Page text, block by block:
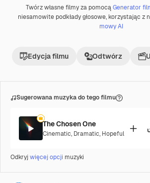
Premium
Twórz własne filmy za pomocąGenerator
niesamowite podkłady głosowe, korzystając z
mowy AI
Edycja filmu Odtwórz
Sugerowana muzyka do tego filmu
The Chosen One
Cinematic, Dramatic, Hopeful
Odkryjwięcej opcji muzyki